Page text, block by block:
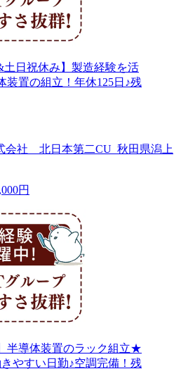
土日祝休み】製造経験を活
置の組立！年休125日♪残
会社 北日本第二CU_秋田県潟上
円
半導体装置のラック組立★
やすい日勤♪空調完備！残